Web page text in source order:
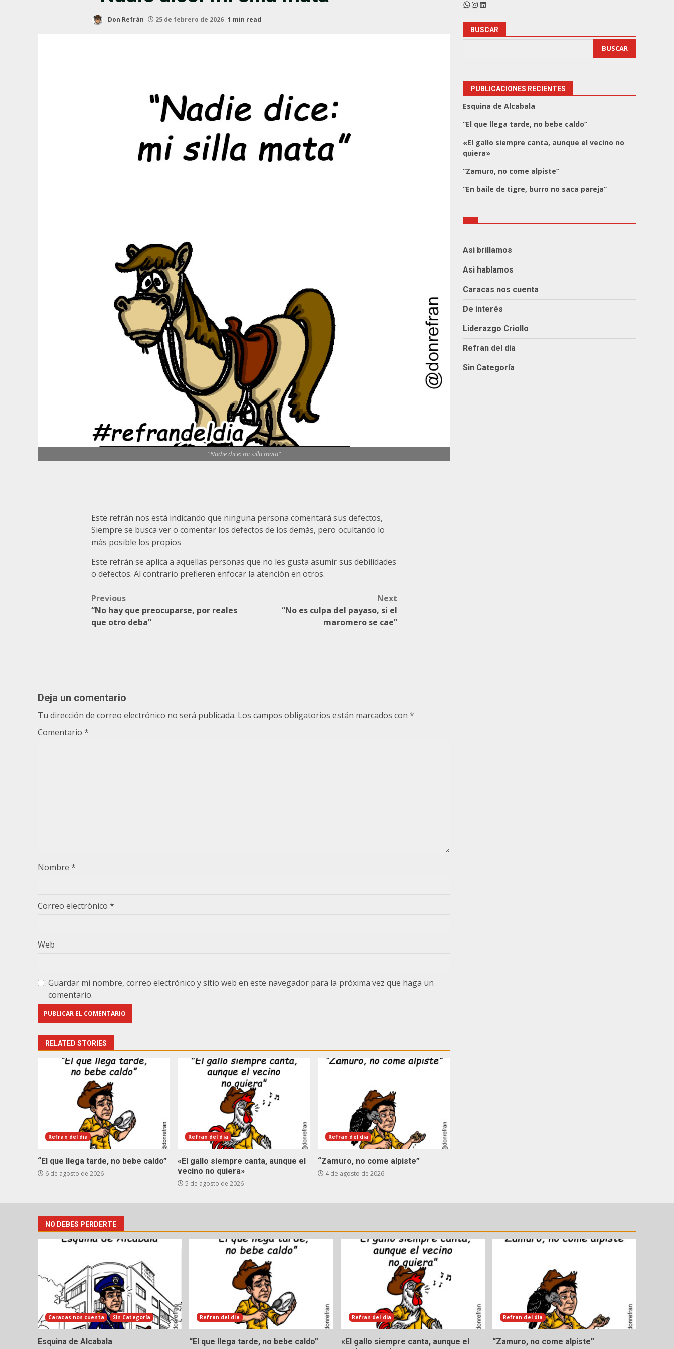
Don Refrán 25 de febrero de 2026 1 min read
“Nadie dice: mi silla mata”
Este refrán nos está indicando que ninguna persona comentará sus defectos,
Siempre se busca ver o comentar los defectos de los demás, pero ocultando lo
más posible los propios
Este refrán se aplica a aquellas personas que no les gusta asumir sus debilidades
o defectos. Al contrario prefieren enfocar la atención en otros.
Post
navigation
Previous
“No hay que preocuparse, por reales
que otro deba”
Next
“No es culpa del payaso, si el
maromero se cae”
Deja un comentario
Tu dirección de correo electrónico no será publicada. Los campos obligatorios están marcados con *
Comentario *
Nombre *
Correo electrónico *
Web
Guardar mi nombre, correo electrónico y sitio web en este navegador para la próxima vez que haga un
comentario.
RELATED STORIES
Refran del dia
“El que llega tarde, no bebe caldo”
6 de agosto de 2026
Refran del dia
«El gallo siempre canta, aunque el
vecino no quiera»
5 de agosto de 2026
Refran del dia
“Zamuro, no come alpiste”
4 de agosto de 2026
WhatsApp
Instagram
LinkedIn
BUSCAR
BUSCAR
PUBLICACIONES RECIENTES
Esquina de Alcabala
“El que llega tarde, no bebe caldo”
«El gallo siempre canta, aunque el vecino no
quiera»
“Zamuro, no come alpiste”
“En baile de tigre, burro no saca pareja”
Asi brillamos
Asi hablamos
Caracas nos cuenta
De interés
Liderazgo Criollo
Refran del dia
Sin Categoría
NO DEBES PERDERTE
Caracas nos cuenta Sin Categoría
Esquina de Alcabala
Refran del dia
“El que llega tarde, no bebe caldo”
Refran del dia
«El gallo siempre canta, aunque el
Refran del dia
“Zamuro, no come alpiste”